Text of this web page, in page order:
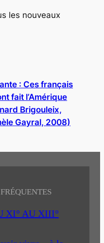
les nouveaux
: Ces français
fait l’Amérique
Brigouleix,
Gayral, 2008)
XI° AU XIII°